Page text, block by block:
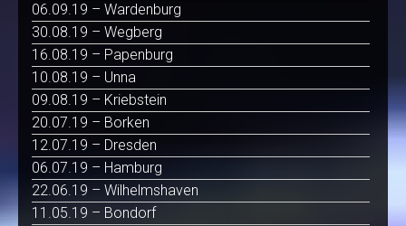
06.09.19 – Wardenburg
30.08.19 – Wegberg
16.08.19 – Papenburg
10.08.19 – Unna
09.08.19 – Kriebstein
20.07.19 – Borken
12.07.19 – Dresden
06.07.19 – Hamburg
22.06.19 – Wilhelmshaven
11.05.19 – Bondorf